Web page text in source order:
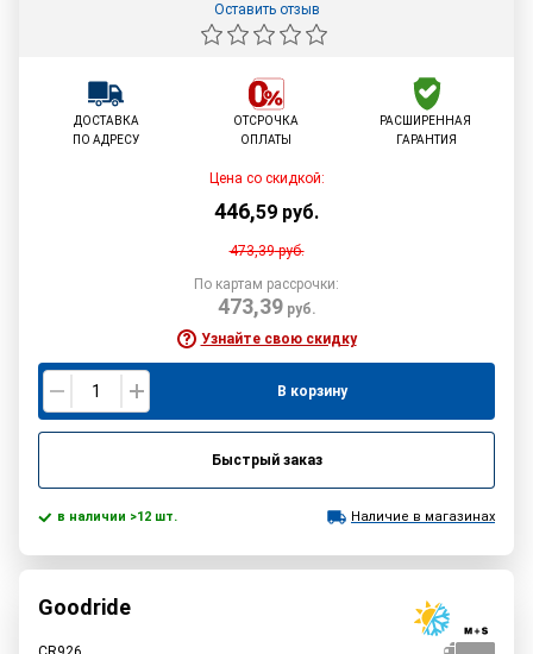
Оставить отзыв
ДОСТАВКА
ПО АДРЕСУ
ОТСРОЧКА
ОПЛАТЫ
РАСШИРЕННАЯ
ГАРАНТИЯ
Цена со скидкой:
446,59 руб.
473,39руб.
По картам рассрочки:
473,39руб.
Узнайте свою скидку
В корзину
Быстрый заказ
в наличии >12 шт. Наличие в магазинах
Goodride